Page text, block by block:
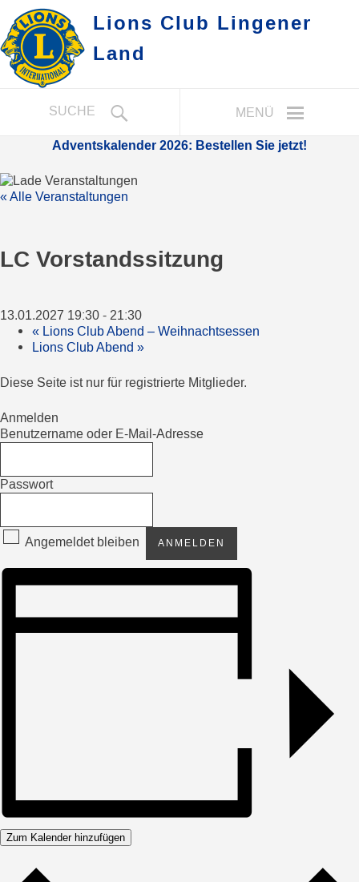
Lions Club Lingener
Land
SUCHE MENÜ
Adventskalender 2026: Bestellen Sie jetzt!
« Alle Veranstaltungen
LC Vorstandssitzung
13.01.2027 19:30 - 21:30
« Lions Club Abend – Weihnachtsessen
Lions Club Abend »
Diese Seite ist nur für registrierte Mitglieder.
Anmelden
Benutzername oder E-Mail-Adresse
Passwort
Angemeldet bleiben
Zum Kalender hinzufügen